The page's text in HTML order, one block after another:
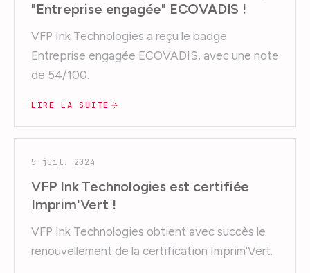
"Entreprise engagée" ECOVADIS !
VFP Ink Technologies a reçu le badge
Entreprise engagée ECOVADIS, avec une note
de 54/100.
LIRE LA SUITE
5 juil. 2024
VFP Ink Technologies est certifiée
Imprim'Vert !
VFP Ink Technologies obtient avec succès le
renouvellement de la certification Imprim'Vert.